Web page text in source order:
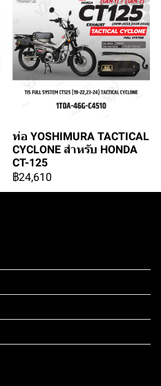
ท่อ YOSHIMURA TACTICAL
CYCLONE สำหรับ HONDA
CT-125
฿24,610